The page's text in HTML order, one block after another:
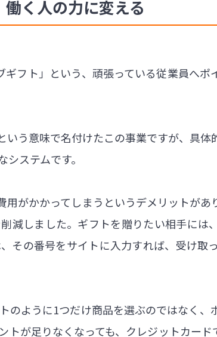
く人の力に変える
ギフト」という、頑張っている従業員へ
う意味で名付けたこの事業ですが、具
ステムです。
がかかってしまうというデメリットが
減しました。ギフトを贈りたい相手には
その番号をサイトに入力すれば、受け取
のように1つだけ商品を選ぶのではなく
トが足りなくなっても、クレジットカー